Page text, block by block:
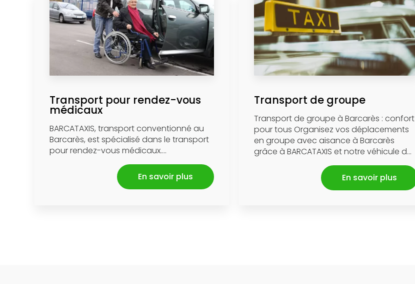
Transport pour rendez-vous
médicaux
BARCATAXIS, transport conventionné au
Barcarès, est spécialisé dans le transport
pour rendez-vous médicaux....
En savoir plus
Transport de groupe
Transport de groupe à Barcarès : confort
pour tous Organisez vos déplacements
en groupe avec aisance à Barcarès
grâce à BARCATAXIS et notre véhicule d...
En savoir plus